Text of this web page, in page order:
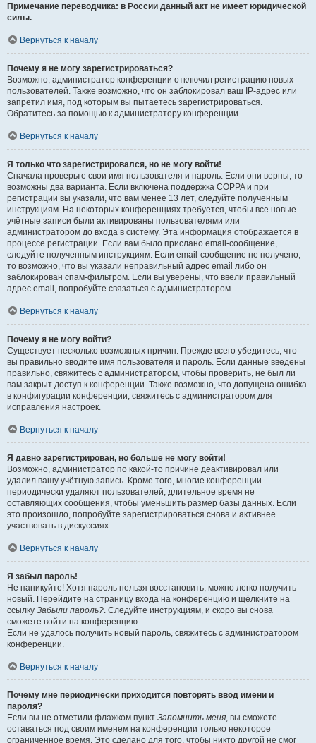
Примечание переводчика: в России данный акт не имеет юридической
силы..
Вернуться к началу
Почему я не могу зарегистрироваться?
Возможно, администратор конференции отключил регистрацию новых
пользователей. Также возможно, что он заблокировал ваш IP-адрес или
запретил имя, под которым вы пытаетесь зарегистрироваться.
Обратитесь за помощью к администратору конференции.
Вернуться к началу
Я только что зарегистрировался, но не могу войти!
Сначала проверьте свои имя пользователя и пароль. Если они верны, то
возможны два варианта. Если включена поддержка COPPA и при
регистрации вы указали, что вам менее 13 лет, следуйте полученным
инструкциям. На некоторых конференциях требуется, чтобы все новые
учётные записи были активированы пользователями или
администратором до входа в систему. Эта информация отображается в
процессе регистрации. Если вам было прислано email-сообщение,
следуйте полученным инструкциям. Если email-сообщение не получено,
то возможно, что вы указали неправильный адрес email либо он
заблокирован спам-фильтром. Если вы уверены, что ввели правильный
адрес email, попробуйте связаться с администратором.
Вернуться к началу
Почему я не могу войти?
Существует несколько возможных причин. Прежде всего убедитесь, что
вы правильно вводите имя пользователя и пароль. Если данные введены
правильно, свяжитесь с администратором, чтобы проверить, не был ли
вам закрыт доступ к конференции. Также возможно, что допущена ошибка
в конфигурации конференции, свяжитесь с администратором для
исправления настроек.
Вернуться к началу
Я давно зарегистрирован, но больше не могу войти!
Возможно, администратор по какой-то причине деактивировал или
удалил вашу учётную запись. Кроме того, многие конференции
периодически удаляют пользователей, длительное время не
оставляющих сообщения, чтобы уменьшить размер базы данных. Если
это произошло, попробуйте зарегистрироваться снова и активнее
участвовать в дискуссиях.
Вернуться к началу
Я забыл пароль!
Не паникуйте! Хотя пароль нельзя восстановить, можно легко получить
новый. Перейдите на страницу входа на конференцию и щёлкните на
ссылку Забыли пароль?. Следуйте инструкциям, и скоро вы снова
сможете войти на конференцию.
Если не удалось получить новый пароль, свяжитесь с администратором
конференции.
Вернуться к началу
Почему мне периодически приходится повторять ввод имени и
пароля?
Если вы не отметили флажком пункт Запомнить меня, вы сможете
оставаться под своим именем на конференции только некоторое
ограниченное время. Это сделано для того, чтобы никто другой не смог